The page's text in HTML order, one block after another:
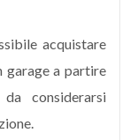
acquistare
garage a partire
considerarsi